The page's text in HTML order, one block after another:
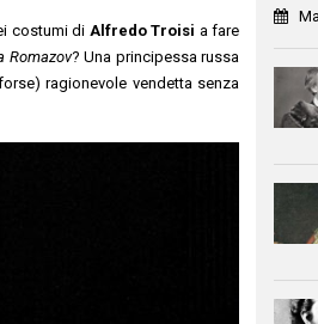
costumi di Alfredo Troisi a fare
Romazov? Una principessa russa
ragionevole vendetta senza